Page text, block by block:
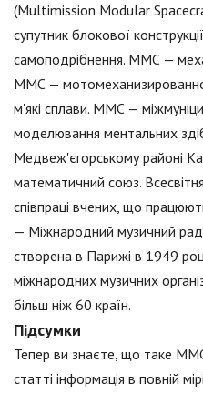
(Multimission Modular
супутник блокової
самоподрібнення. ММС —
ММС —
м'які сплави. ММС —
моделювання ментальних
Медвеж'єгорському районі
математичний союз.
співпраці вчених, що
— Міжнародний музичний
створена в Парижі в 1949
міжнародних музичних
більш ніж 60 країн.
Підсумки
Тепер ви знаєте, що таке
статті інформація в повній